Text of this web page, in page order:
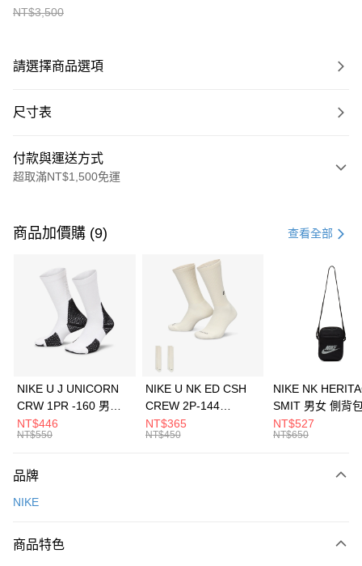
NT$3,500
請選擇商品選項
尺寸表
付款與運送方式
超取滿NT$1,500免運
信用卡一次付款
3 期 0 利率 每期 21家銀行
合作金庫商業銀行
第一商業銀行
華南商業銀行
彰化商業銀行
上海商業儲蓄銀行
元大商業銀行
台灣樂天信用卡公司
Apple Pay
全盈+PAY
AFTEE先享後付
【關於「AFTEE先享後付」】
便利好安心！
３．安心：先確認商品／服務後，再付款。
運送方式
每筆NT$100，滿NT$1,500(含以上)免運費
商品加價購 (9) 查看全部
NIKE U J UNICORN
CRW 1PR -160 男女
中統襪 FZ3393100
NT$446
NT$550
NIKE U NK ED CSH
CREW 2P-144
EMBRDY 男女 短統襪
FZ3073133
NT$365
NT$450
NIKE NK
SMIT 男女 側背
BA5871010
NT$527
NT$650
品牌
NIKE
商品特色